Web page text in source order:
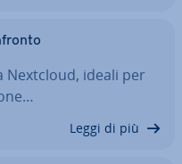
Nextcloud, ideali per
Leggi di più